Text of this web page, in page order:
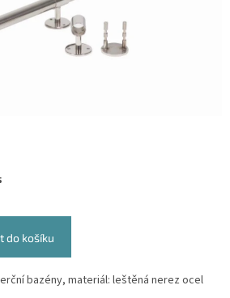
do košíku
bazény, materiál: leštěná nerez ocel